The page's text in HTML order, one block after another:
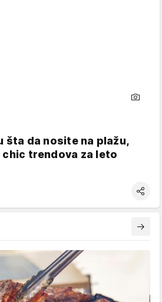
šta da nosite na plažu,
trendova za leto